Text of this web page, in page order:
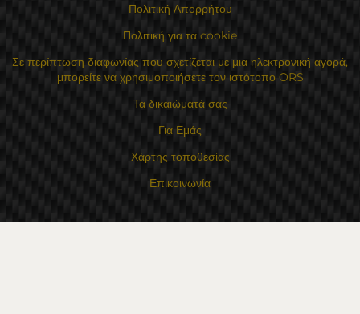
Πολιτική Απορρήτου
Πολιτική για τα cookie
Σε περίπτωση διαφωνίας που σχετίζεται με μια ηλεκτρονική αγορά,
μπορείτε να χρησιμοποιήσετε τον ιστότοπο ORS
Τα δικαιώματά σας
Για Εμάς
Χάρτης τοποθεσίας
Επικοινωνία